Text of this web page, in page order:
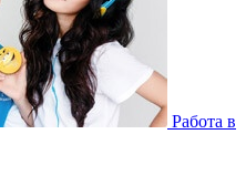
Работа в